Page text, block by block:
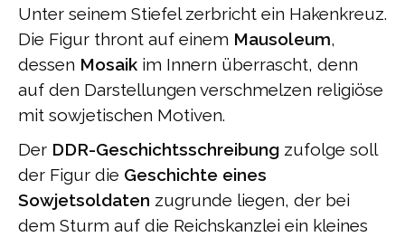
Unter seinem Stiefel zerbricht ein Hakenkreuz.
Die Figur thront auf einem Mausoleum,
dessen Mosaik im Innern überrascht, denn
auf den Darstellungen verschmelzen religiöse
mit sowjetischen Motiven.
Der DDR-Geschichtsschreibung zufolge soll
der Figur die Geschichte eines
Sowjetsoldaten zugrunde liegen, der bei
dem Sturm auf die Reichskanzlei ein kleines